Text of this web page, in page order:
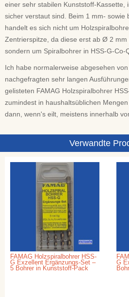
einer sehr stabilen Kunststoff-Kassette,
sicher verstaut sind. Beim 1 mm- sowie
handelt es sich nicht um
Zentrierspitze, da diese erst ab Ø 2 mm
sondern um Spiralbohrer in HSS-G-Co-
Ich habe normalerweise abgesehen
nachgefragten sehr langen
gelisteten FAMAG Holzspiralbohrer
zumindest in haushaltsüblichen
dann, wenn's eilt, meistens innerhalb
Verwandte
FAMAG Holzspiralbohrer HSS-
G Exzellent Ergänzungs-Set –
5 Bohrer in Kunststoff-Pack
G